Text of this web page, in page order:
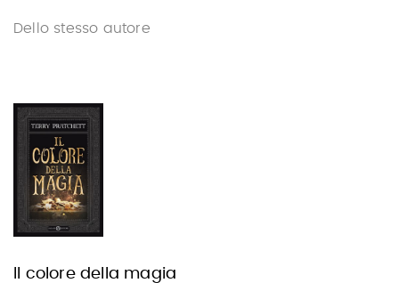
Dello stesso autore
Il colore della magia